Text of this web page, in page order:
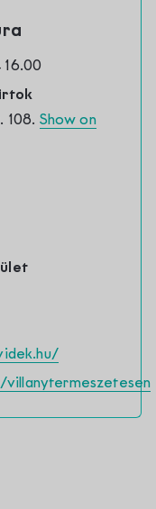
16.00
108. Show on
védjegy